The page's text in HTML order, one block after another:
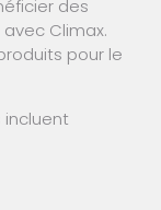
des
Climax.
pour le
incluent